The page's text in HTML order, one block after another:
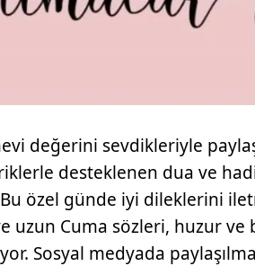
değerini sevdikleriyle
desteklenen dua ve
özel günde iyi dileklerini
uzun Cuma sözleri, huzur ve
Sosyal medyada